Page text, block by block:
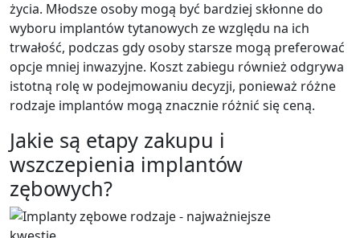
życia. Młodsze osoby mogą być bardziej skłonne do
wyboru implantów tytanowych ze względu na ich
trwałość, podczas gdy osoby starsze mogą preferować
opcje mniej inwazyjne. Koszt zabiegu również odgrywa
istotną rolę w podejmowaniu decyzji, ponieważ różne
rodzaje implantów mogą znacznie różnić się ceną.
Jakie są etapy zakupu i
wszczepienia implantów
zębowych?